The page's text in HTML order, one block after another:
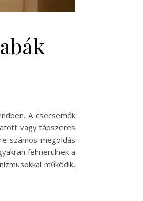
A csecsemők
vagy tápszeres
számos megoldás
felmerülnek a
működik,